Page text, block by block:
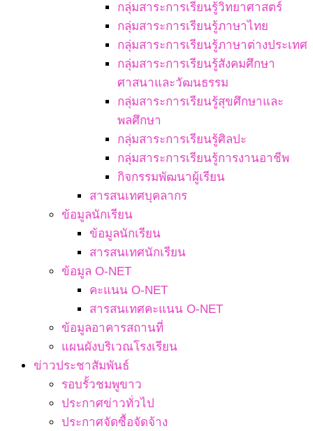
กลุ่มสาระการเรียนรู้วิทยาศาสตร์
กลุ่มสาระการเรียนรู้ภาษาไทย
กลุ่มสาระการเรียนรู้ภาษาต่างประเทศ
กลุ่มสาระการเรียนรู้สังคมศึกษา
ศาสนาและวัฒนธรรม
กลุ่มสาระการเรียนรู้สุขศึกษาและ
พลศึกษา
กลุ่มสาระการเรียนรู้ศิลปะ
กลุ่มสาระการเรียนรู้การงานอาชีพ
กิจกรรมพัฒนาผู้เรียน
สารสนเทศบุคลากร
ข้อมูลนักเรียน
ข้อมูลนักเรียน
สารสนเทศนักเรียน
ข้อมูล O-NET
คะแนน O-NET
สารสนเทศคะแนน O-NET
ข้อมูลอาคารสถานที่
แผนผังบริเวณโรงเรียน
ข่าวประชาสัมพันธ์
รอบรั้วชมพูขาว
ประกาศข่าวทั่วไป
ประกาศจัดซื้อจัดจ้าง